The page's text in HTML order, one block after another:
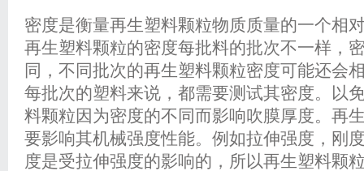
密度是衡量再生塑料颗粒物质质量的一个相
再生塑料颗粒的密度每批料的批次不一样，
同，不同批次的再生塑料颗粒密度可能还会
每批次的塑料来说，都需要测试其密度。以
料颗粒因为密度的不同而影响吹膜厚度。再
要影响其机械强度性能。例如拉伸强度，刚
度是受拉伸强度的影响的，所以再生塑料颗